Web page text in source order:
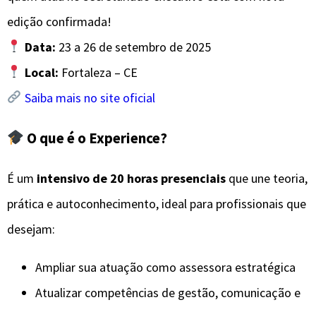
edição confirmada!
Data: 23 a 26 de setembro de 2025
Local: Fortaleza – CE
Saiba mais no site oficial
O que é o Experience?
É um intensivo de 20 horas presenciais que une teoria,
prática e autoconhecimento, ideal para profissionais que
desejam:
Ampliar sua atuação como assessora estratégica
Atualizar competências de gestão, comunicação e